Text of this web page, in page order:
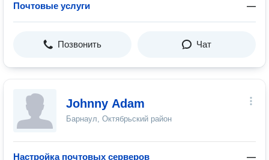
Почтовые услуги —
Позвонить Чат
Johnny Adam
Барнаул, Октябрьский район
Настройка почтовых серверов —